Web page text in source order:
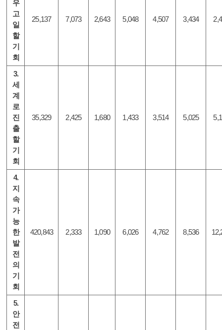
우
고
일
할
기
회
25,137 7,073 2,643 5,048 4,507 3,434
3.
세
계
로
진
출
할
기
회
35,329 2,425 1,680 1,433 3,514 5,025
4.
지
속
가
능
한
발
전
의
기
회
420,843 2,333 1,090 6,026 4,762 8,536
5.
안
전